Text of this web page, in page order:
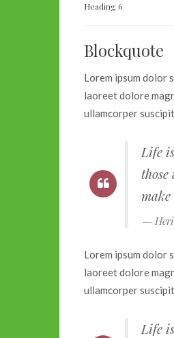
Heading 6
Blockquote
Lorem ipsum dolor
laoreet dolore
ullamcorper
Life
make
Lorem ipsum dolor
laoreet dolore
ullamcorper
Life